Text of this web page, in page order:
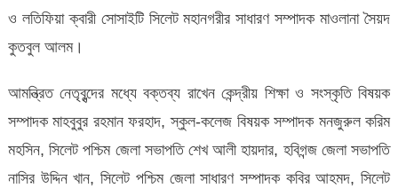
ও লতিফিয়া ক্বারী সোসাইটি সিলেট মহানগরীর সাধারণ সম্পাদক মাওলানা সৈয়দ
কুতবুল আলম।
আমন্ত্রিত নেতৃবৃন্দের মধ্যে বক্তব্য রাখেন কেন্দ্রীয় শিক্ষা ও সংস্কৃতি বিষয়ক
সম্পাদক মাহবুবুর রহমান ফরহাদ, স্কুল-কলেজ বিষয়ক সম্পাদক মনজুরুল করিম
মহসিন, সিলেট পশ্চিম জেলা সভাপতি শেখ আলী হায়দার, হবিগন্জ জেলা সভাপতি
নাসির উদ্দিন খান, সিলেট পশ্চিম জেলা সাধারণ সম্পাদক কবির আহমদ, সিলেট